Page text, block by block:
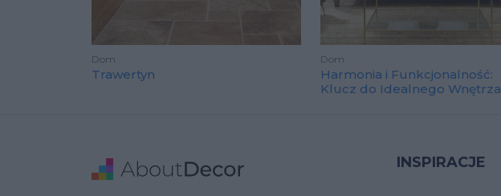
Dom
Trawertyn
Dom
Harmonia i Funkcjonalność:
Klucz do Idealnego Wnętrza
INSPIRACJE
Adres
Dane Firmy